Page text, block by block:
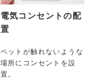
電気コンセントの配
置
ペットが触れないような
場所にコンセントを設
置。